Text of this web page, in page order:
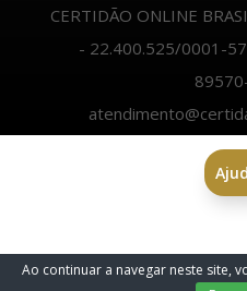
CERTIDÃO ONLINE
- 22.400.525/0001-
Ao continuar a navegar neste site,